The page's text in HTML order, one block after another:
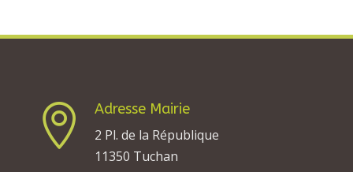

Adresse Mairie
2 Pl. de la République
11350 Tuchan